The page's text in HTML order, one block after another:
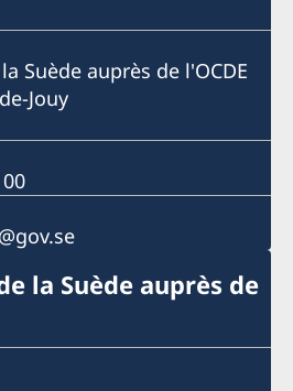
Suède auprès de l'OCDE
Jouy
la Suède auprès de